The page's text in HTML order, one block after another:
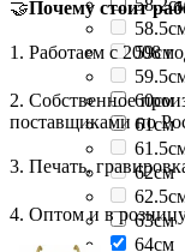
59см
60см
61см
62см
63см
64см
🤝Почему стоит
1. Работаем с 2008
2. Собственное
поставщиками по
3. Печать,
4. Оптом и в